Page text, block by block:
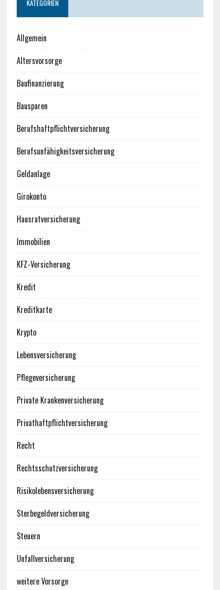
KATEGORIEN
Allgemein
Altersvorsorge
Baufinanzierung
Bausparen
Berufshaftpflichtversicherung
Berufsunfähigkeitsversicherung
Geldanlage
Girokonto
Hausratversicherung
Immobilien
KFZ-Versicherung
Kredit
Kreditkarte
Krypto
Lebensversicherung
Pflegeversicherung
Private Krankenversicherung
Privathaftpflichtversicherung
Recht
Rechtsschutzversicherung
Risikolebensversicherung
Sterbegeldversicherung
Steuern
Unfallversicherung
weitere Vorsorge